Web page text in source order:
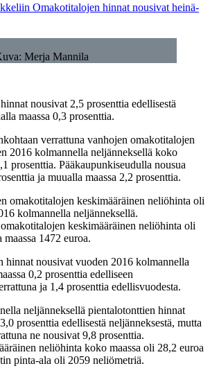
Omakotitalojen hinnat nousivat heinä-
Merja Mannila
nousivat 2,5 prosenttia edellisestä
maassa 0,3 prosenttia.
verrattuna vanhojen omakotitalojen
2016 kolmannella neljänneksellä koko
prosenttia. Pääkaupunkiseudulla nousua
ja muualla maassa 2,2 prosenttia.
omakotitalojen keskimääräinen neliöhinta oli
kolmannella neljänneksellä.
keskimääräinen neliöhinta oli
1472 euroa.
hinnat nousivat vuoden 2016 kolmannella
0,2 prosenttia edelliseen
ja 1,4 prosenttia edellisvuodesta.
neljänneksellä pientalotonttien hinnat
prosenttia edellisestä neljänneksestä, mutta
ne nousivat 9,8 prosenttia.
neliöhinta koko maassa oli 28,2 euroa
pinta-ala oli 2059 neliömetriä.